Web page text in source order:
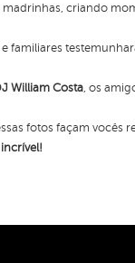
madrinhas, criando
familiares
William Costa, os
fotos façam vocês